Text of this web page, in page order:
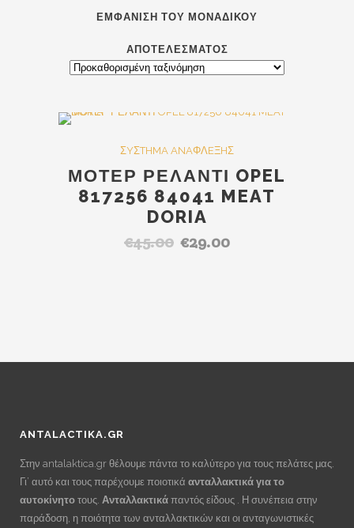
ΕΜΦΆΝΙΣΗ ΤΟΥ ΜΟΝΑΔΙΚΟΎ
ΑΠΟΤΕΛΈΣΜΑΤΟΣ
ΣYΣTHMA ANAΦΛEΞHΣ
ΜΟΤΕΡ ΡΕΛΑΝΤΙ OPEL
817256 84041 MEAT
DORIA
€45.00 Original
€29.00Η
ANTALACTIKA.GR
Στην antalaktica.gr θέλουμε πάντα το καλύτερο για τους πελάτες μας.
Γι’ αυτό και τους παρέχουμε ποιοτικά ανταλλακτικά για το
αυτοκίνητο τους. Ανταλλακτικά παντός είδους . Η συνέπεια στην
παράδοση, η ποιότητα των ανταλλακτικών και οι ανταγωνιστικές